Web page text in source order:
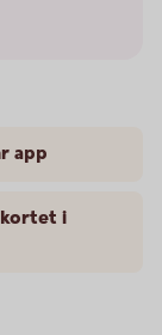
app
kortet i